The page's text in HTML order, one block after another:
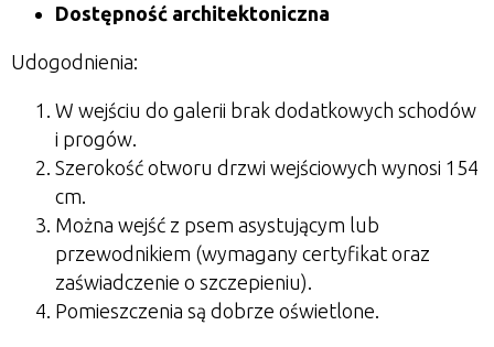
Dostępność architektoniczna
Udogodnienia:
W wejściu do galerii brak dodatkowych schodów
i progów.
Szerokość otworu drzwi wejściowych wynosi 154
cm.
Można wejść z psem asystującym lub
przewodnikiem (wymagany certyfikat oraz
zaświadczenie o szczepieniu).
Pomieszczenia są dobrze oświetlone.